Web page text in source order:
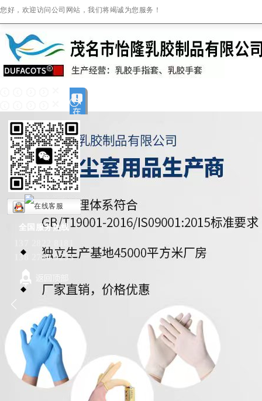
您好，欢迎访问公司网站，我们将竭诚为您服务！
全国服务热线
138 2720 9253